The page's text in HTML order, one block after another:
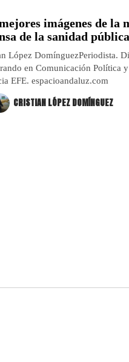
imágenes de la
de la sanidad
López DomínguezPeriodista.
en Comunicación Política
EFE. espacioandaluz.com
CRISTIAN LÓPEZ DOMÍNGUEZ